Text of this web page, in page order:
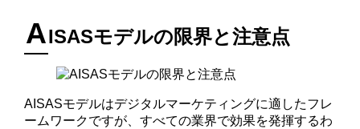
AISASモデルの限界と注意点
AISASモデルはデジタルマーケティングに適したフレ
ームワークですが、すべての業界で効果を発揮するわ